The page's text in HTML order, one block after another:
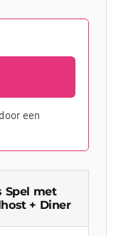
een
Spel met
+ Diner